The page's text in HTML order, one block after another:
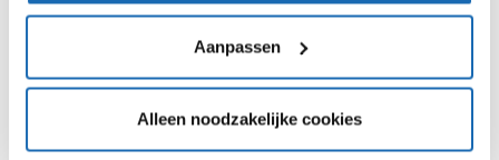
Aanpassen
Alleen noodzakelijke cookies
Inzicht in jouw concurrentiepositie met de sterke-
en verbeterpunten;
Inzicht in de kansen van jouw markt;